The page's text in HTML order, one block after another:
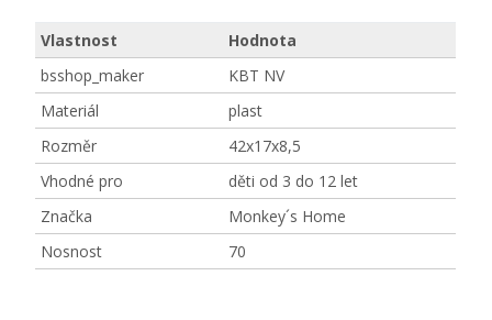
Vlastnost
Hodnota
bsshop_maker
KBT NV
Materiál
plast
Rozměr
42x17x8,5
Vhodné pro
děti od 3 do 12 let
Značka
Monkey´s Home
Nosnost
70